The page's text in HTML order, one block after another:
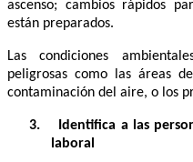
ascenso; cambios rápidos
están preparados.
Las condiciones
peligrosas como las áreas
contaminación del aire, o los
3.
Identifica a las
laboral